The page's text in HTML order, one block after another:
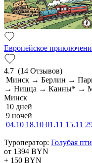
Европейское
4.7 (14 Отзывов)
Минск → Берлин →
→ Ницца → Канны* →
Минск
10 дней
9 ночей
04.10 18.10 01.11 15.11
Туроператор: Голубая
от 1394 BYN
+ 150 BYN